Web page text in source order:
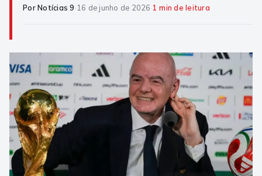
Por Notícias 9·16 de junho de 2026·1 min de leitura